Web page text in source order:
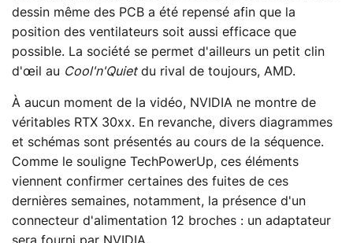
dessin même des PCB a été repensé afin que la
position des ventilateurs soit aussi efficace que
possible. La société se permet d'ailleurs un petit clin
d'œil au Cool'n'Quietdu rival de toujours, AMD.
À aucun moment de la vidéo, NVIDIA ne montre de
véritables RTX 30xx. En revanche, divers diagrammes
et schémas sont présentés au cours de la séquence.
Comme le souligne TechPowerUp, ces éléments
viennent confirmer certaines des fuites de ces
dernières semaines, notamment, la présence d'un
connecteur d'alimentation 12 broches : un adaptateur
sera fourni par NVIDIA.